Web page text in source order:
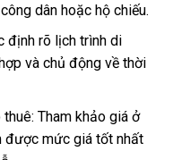
dân hoặc hộ chiếu.
định rõ lịch trình di
và chủ động về thời
Tham khảo giá ở
được mức giá tốt nhất